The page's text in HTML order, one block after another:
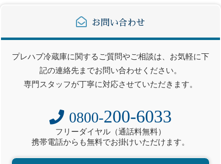
お問い合わせ
プレハブ冷蔵庫に関するご質問やご相談は、お気軽に下
記の連絡先までお問い合わせください。
専門スタッフが丁寧に対応させていただきます。
0800-200-6033
フリーダイヤル（通話料無料）
携帯電話からも無料でお掛けいただけます。